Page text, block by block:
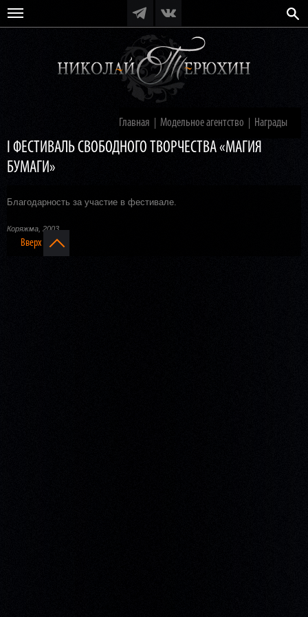
Главная Модельное агентство Награды
I ФЕСТИВАЛЬ СВОБОДНОГО ТВОРЧЕСТВА «МАГИЯ
БУМАГИ»
Благодарность за участие в фестивале.
Коряжма, 2003
Вверх